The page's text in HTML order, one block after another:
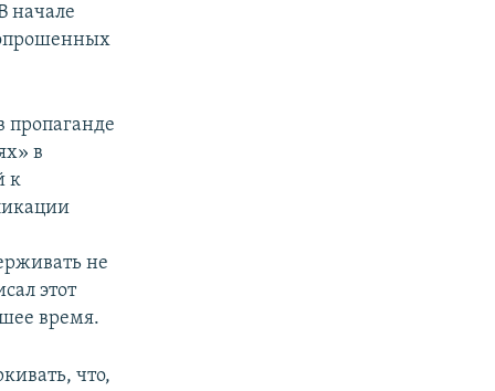
начале
пропаганде
в
к
не
этот
время.
что,